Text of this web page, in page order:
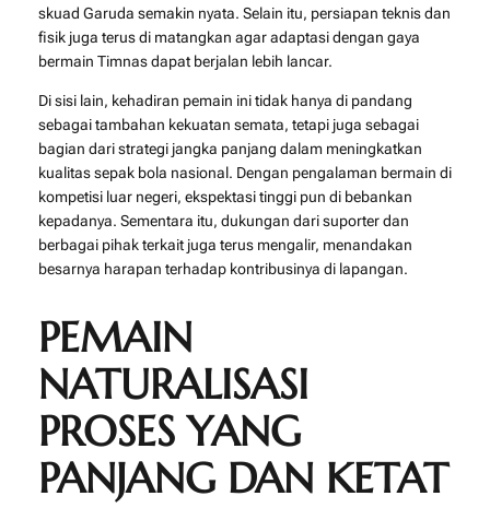
skuad Garuda semakin nyata. Selain itu, persiapan teknis dan
fisik juga terus di matangkan agar adaptasi dengan gaya
bermain Timnas dapat berjalan lebih lancar.
Di sisi lain, kehadiran pemain ini tidak hanya di pandang
sebagai tambahan kekuatan semata, tetapi juga sebagai
bagian dari strategi jangka panjang dalam meningkatkan
kualitas sepak bola nasional. Dengan pengalaman bermain di
kompetisi luar negeri, ekspektasi tinggi pun di bebankan
kepadanya. Sementara itu, dukungan dari suporter dan
berbagai pihak terkait juga terus mengalir, menandakan
besarnya harapan terhadap kontribusinya di lapangan.
PEMAIN
NATURALISASI
PROSES YANG
PANJANG DAN KETAT